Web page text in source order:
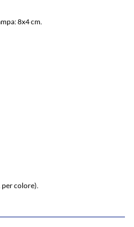
8x4 cm.
per colore).